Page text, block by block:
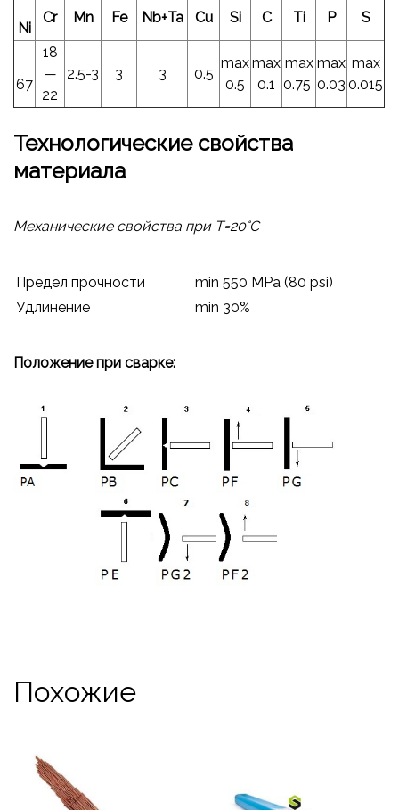
Ni
Cr Mn Fe Nb+Ta Cu Si C Ti P S
67
18
—
22
2.5-3 3 3 0.5
max
0.5
max
0.1
max
0.75
max
0.03
max
0.015
Технологические свойства
материала
Механические свойства при Т=20°С
Предел прочности
min 550 MPa (80 psi)
Удлинение
min 30%
Положение при сварке:
Похожие